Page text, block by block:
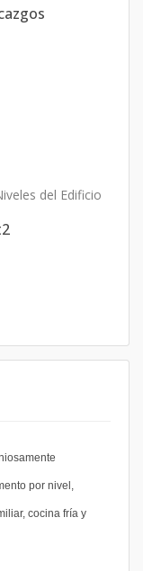
del Edificio
por nivel,
cocina fría y